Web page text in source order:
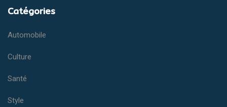
Catégories
Automobile
Culture
Santé
Style